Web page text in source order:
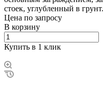
стоек, углубленный в грунт.
Цена по запросу
В корзину
Купить в 1 клик